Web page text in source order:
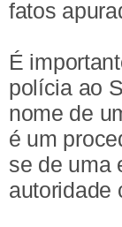
fatos
É
polícia ao
nome de
é um
se de uma
autoridade